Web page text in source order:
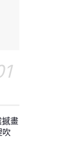
撼畫
吹